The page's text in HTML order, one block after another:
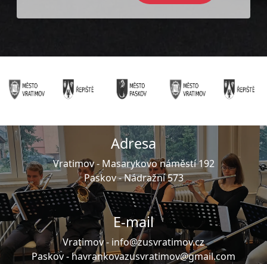
Adresa
Vratimov - Masarykovo náměstí 192
Paskov -Nádražní 573
E-mail
Vratimov - info@zusvratimov.cz
Paskov -havrankovazusvratimov@gmail.com